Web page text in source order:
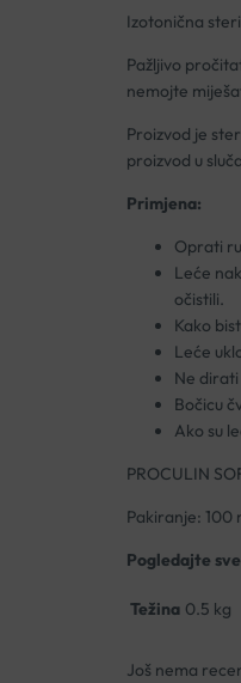
Izotonična
Pažljivo
nemojte
Proizvod je
proizvod u
Primjena:
Oprati
Leće
očistili.
Kako
Leće
Ne
Bočicu
Ako su
PROCULIN
Pakiranje: 100
Pogledajte
Težina 0.5 kg
Još nema